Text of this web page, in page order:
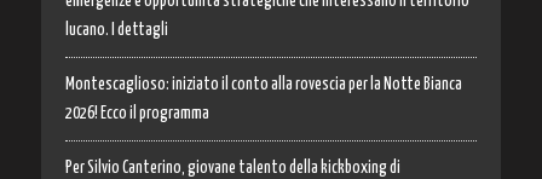
lucano. I dettagli
Montescaglioso: iniziato il conto alla rovescia per la Notte Bianca
2026! Ecco il programma
Per Silvio Canterino, giovane talento della kickboxing di